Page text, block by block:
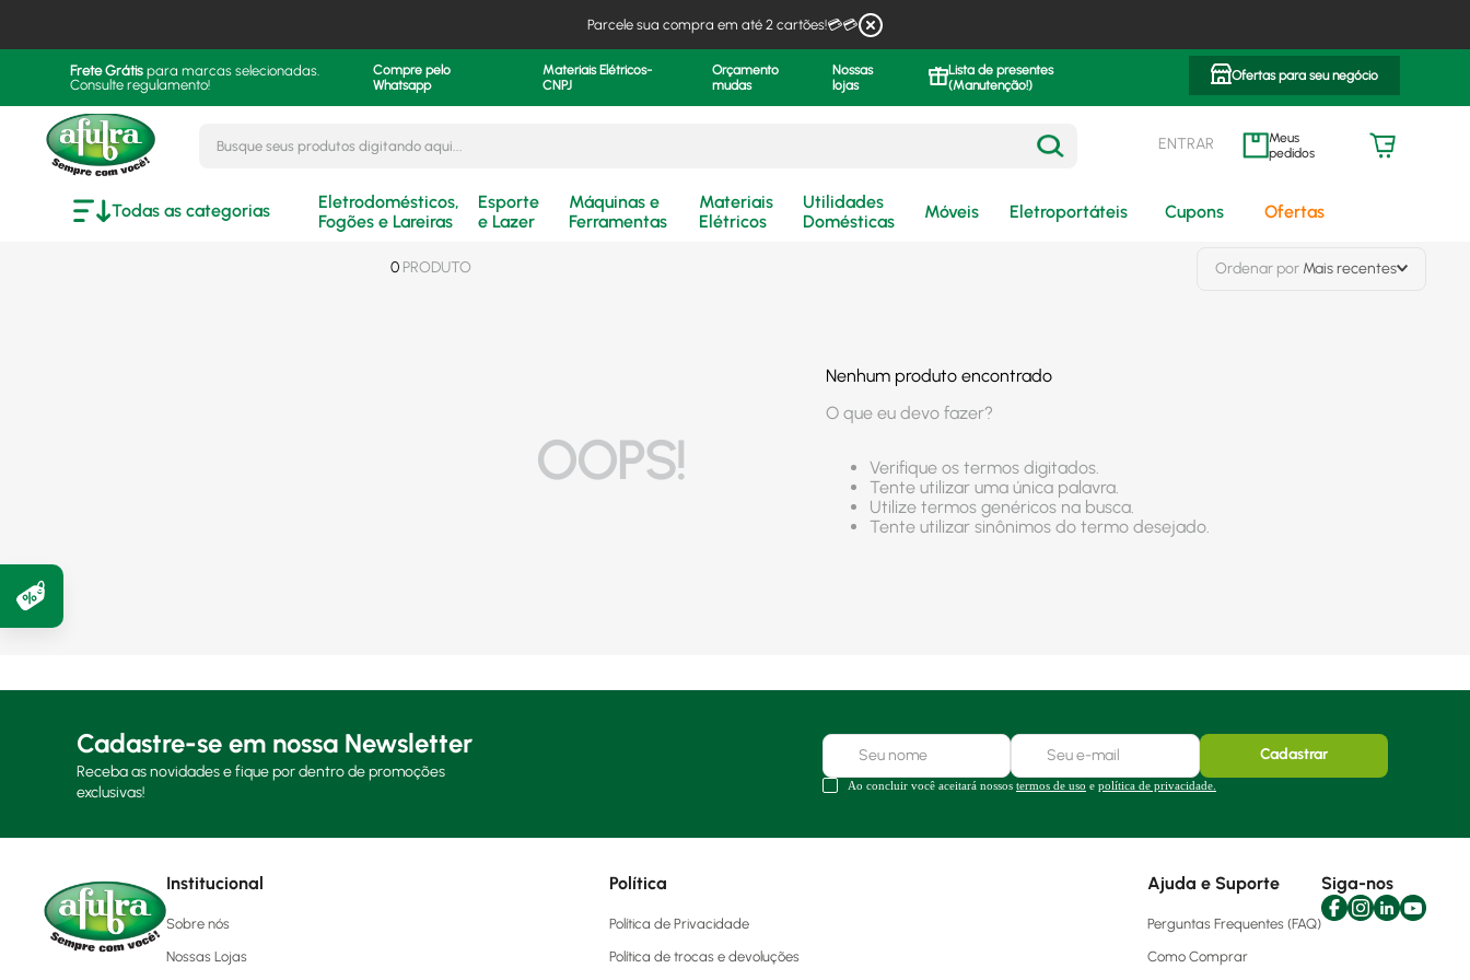
Parcele sua compra em até 2 cartões!💳💳
Frete Grátis para marcas selecionadas.
Consulte regulamento!
Compre pelo
Whatsapp
Materiais Elétricos-
CNPJ
Orçamento
mudas
Nossas
lojas
Lista de presentes
(Manutenção!)
Ofertas para seu negócio
ENTRAR meus pedidos
Todas as categorias
Eletrodomésticos,
Fogões e Lareiras
Esporte
e Lazer
Máquinas e
Ferramentas
Materiais
Elétricos
Utilidades
Domésticas
Móveis Eletroportáteis Cupons Ofertas
0 PRODUTO Ordenar por Mais recentes
OOPS!
Nenhum produto encontrado
O que eu devo fazer?
Verifique os termos digitados.
Tente utilizar uma única palavra.
Utilize termos genéricos na busca.
Tente utilizar sinônimos do termo desejado.
Cadastre-se em nossa Newsletter
Receba as novidades e fique por dentro de promoções
exclusivas!
Cadastrar
Ao concluir você aceitará nossos termos de uso e política de privacidade.
Institucional
Sobre nós
Nossas Lojas
Política
Política de Privacidade
Política de trocas e devoluções
Ajuda e Suporte
Perguntas Frequentes (FAQ)
Como Comprar
Siga-nos